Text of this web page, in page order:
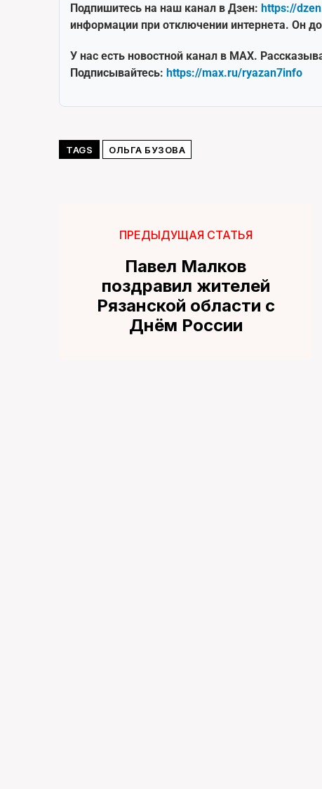
Подпишитесь на наш канал в Дзен: https://
информации при отключении интернета. Он
У нас есть новостной канал в MAX.
Подписывайтесь: https://max.ru/ryazan7info
TAGS ОЛЬГА БУЗОВА
ПРЕДЫДУЩАЯ СТАТЬЯ
Павел Малков
поздравил жителей
Рязанской области с
Днём России